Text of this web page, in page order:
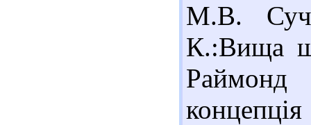
М.В.
К.:Вища